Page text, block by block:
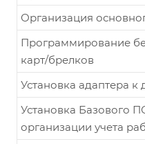
Организация
Программирование
карт/брелков
Установка адаптера
Установка Базового
организации учета